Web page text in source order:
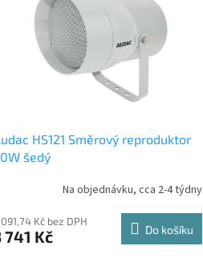
HS121 Směrový reproduktor
šedý
Na objednávku, cca 2-4 týdny
Kč bez DPH
741 Kč Do košíku